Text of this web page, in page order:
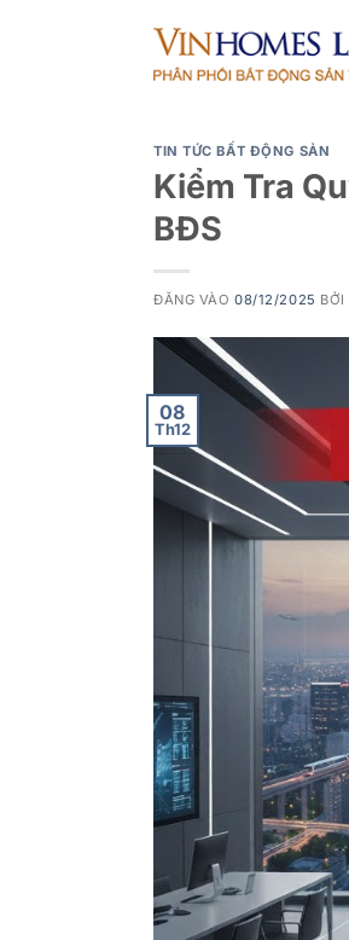
TIN TỨC BẤT ĐỘNG SẢN
Kiểm Tra
BĐS
ĐĂNG VÀO08/12/2025 BỞI
08
Th12